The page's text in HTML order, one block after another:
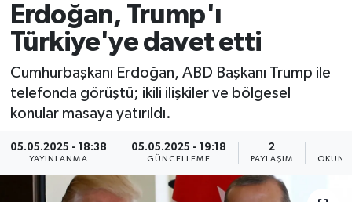
Erdoğan, Trump'ı
Türkiye'ye davet etti
Cumhurbaşkanı Erdoğan, ABD Başkanı Trump ile
telefonda görüştü; ikili ilişkiler ve bölgesel
konular masaya yatırıldı.
05.05.2025 - 18:38
YAYINLANMA
05.05.2025 - 19:18
GÜNCELLEME
2
PAYLAŞIM